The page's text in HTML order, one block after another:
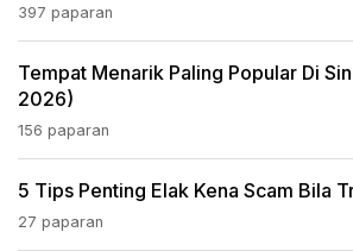
397 paparan
Tempat Menarik Paling Popular Di
2026)
156 paparan
5 Tips Penting Elak Kena Scam Bila
27 paparan